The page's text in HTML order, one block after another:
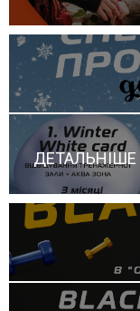
ДЕТАЛЬНІШЕ